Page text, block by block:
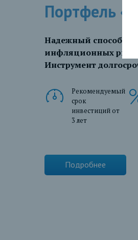
Портфель
Надежный способ
инфляционных
Инструмент
Рекомендуемый
срок
инвестиций от
3 лет
Подробнее